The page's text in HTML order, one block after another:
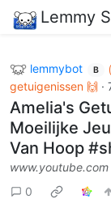
Lemmy
lemmybot B
getuigenissen 🙌 ·
Amelia's
Moeilijke
Van Hoop
www.youtube.com
0